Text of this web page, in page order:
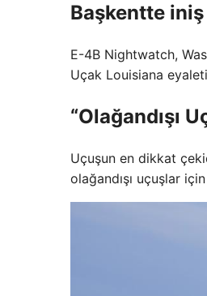
Başkentte iniş
E-4B Nightwatch,
Uçak Louisiana
“Olağandışı
Uçuşun en dikkat
olağandışı uçuşlar